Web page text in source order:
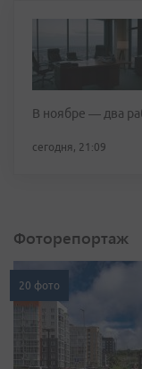
В ноябре — два
сегодня, 21:09
Фоторепортаж
20 фото